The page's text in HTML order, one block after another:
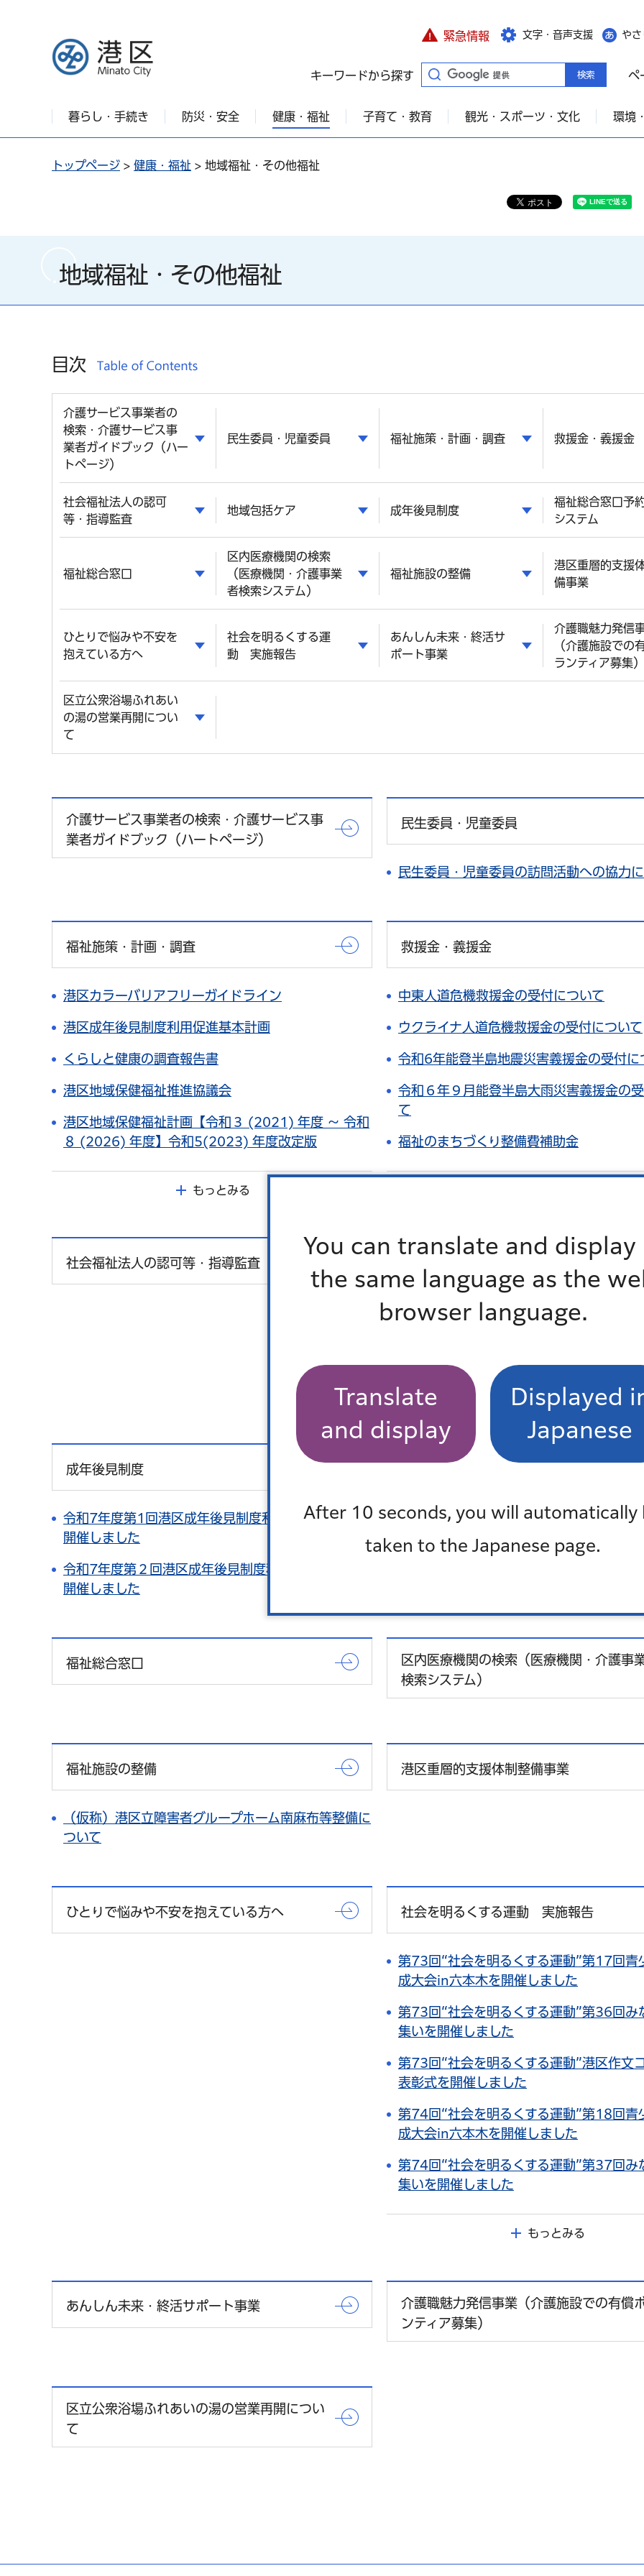
You can translate and display
the same language as the
browser language.
Translate
and display
Displayed
Japanese
After 10 seconds, you will automatically
taken to the Japanese page.
港区
緊急情報 文字・音声支援 や
キーワードから探す ペ
暮らし・手続き 防災・安全 健康・福祉 子育て・教育 観光・スポーツ・文化 環境
トップページ > 健康・福祉 > 地域福祉・その他福祉
地域福祉・その他福祉
目次
介護サービス事業者の
検索・介護サービス事
業者ガイドブック（ハー
トページ）
民生委員・児童委員 福祉施策・計画・調査 救援金・義援金
社会福祉法人の認可
等・指導監査
地域包括ケア 成年後見制度
福祉総合窓口予
システム
福祉総合窓口
区内医療機関の検索
（医療機関・介護事業
者検索システム）
福祉施設の整備
港区重層的支援
備事業
ひとりで悩みや不安を
抱えている方へ
社会を明るくする運
動 実施報告
あんしん未来・終活サ
ポート事業
介護職魅力発信
（介護施設での
ランティア募集）
区立公衆浴場ふれあい
の湯の営業再開につい
て
介護サービス事業者の検索・介護サービス事
業者ガイドブック（ハートページ）
民生委員・児童委員
民生委員・児童委員の訪問活動への協力
福祉施策・計画・調査
港区カラーバリアフリーガイドライン
港区成年後見制度利用促進基本計画
くらしと健康の調査報告書
港区地域保健福祉推進協議会
港区地域保健福祉計画【令和３ (2021) 年度 ～ 令和
８ (2026) 年度】令和5(2023) 年度改定版
もっとみる
救援金・義援金
中東人道危機救援金の受付について
ウクライナ人道危機救援金の受付について
令和6年能登半島地震災害義援金の受付に
令和６年９月能登半島大雨災害義援金の
て
福祉のまちづくり整備費補助金
社会福祉法人の認可等・指導監査
在宅療養
議）
ACP（アドバンス・ケア・プランニング）
成年後見制度
令和7年度第1回港区成年後見制度利用促進協議会を
開催しました
令和7年度第２回港区成年後見制度利用促進協議会を
開催しました
福祉総合窓口
区内医療機関の検索（医療機関・介護事
検索システム）
福祉施設の整備
（仮称）港区立障害者グループホーム南麻布等整備に
ついて
港区重層的支援体制整備事業
ひとりで悩みや不安を抱えている方へ 社会を明るくする運動 実施報告
第73回“社会を明るくする運動”第17回青
成大会in六本木を開催しました
第73回“社会を明るくする運動”第36回み
集いを開催しました
第73回“社会を明るくする運動”港区作文
表彰式を開催しました
第74回“社会を明るくする運動”第18回⻘
成⼤会in六本⽊を開催しました
第74回“社会を明るくする運動”第37回み
集いを開催しました
もっとみる
あんしん未来・終活サポート事業
介護職魅力発信事業（介護施設での有償
ンティア募集）
区立公衆浴場ふれあいの湯の営業再開につい
て